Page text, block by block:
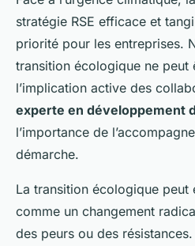
stratégie RSE efficace et
priorité pour les entreprises.
transition écologique ne peut
l’implication active des
experte en développement
l’importance de
démarche.
La transition écologique peut
comme un changement
des peurs ou des